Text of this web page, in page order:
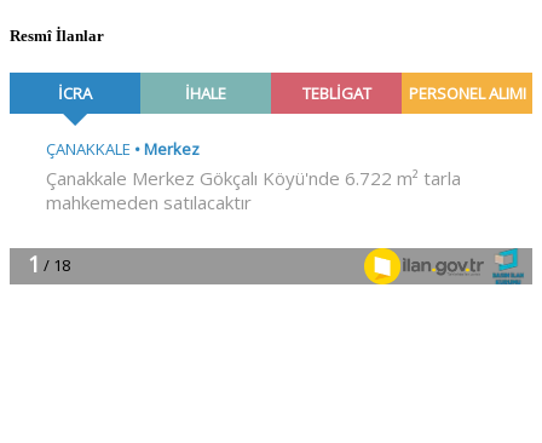
Resmî İlanlar